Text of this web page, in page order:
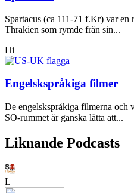
Spartacus (ca 111-71 f.Kr) var
Thrakien som rymde från sin...
Hi
Engelskspråkiga filmer
De engelskspråkiga filmerna och
SO-rummet är ganska lätta att...
Liknande Podcasts
L